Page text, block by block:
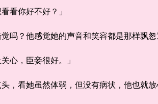
你好不好？」
？他感觉她的声音和笑容都是那样飘怱
，臣妾很好。」
看她虽然体弱，但没有病状，他也就放